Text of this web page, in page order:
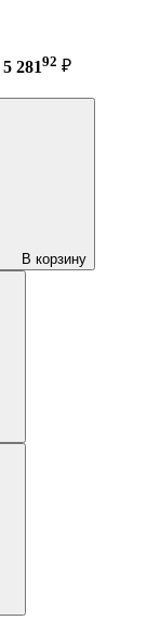
5 28192 ₽
В корзину